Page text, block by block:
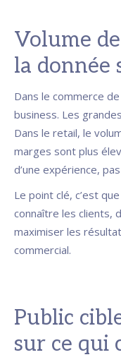
Volume
la donnée
Dans le commerce
business. Les
Dans le retail, le
marges sont plus
d’une expérience,
Le point clé, c’est
connaître les clients,
maximiser les
commercial.
Public
sur ce qui